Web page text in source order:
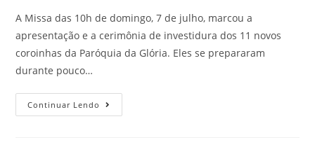
A Missa das 10h de domingo, 7 de julho, marcou a
apresentação e a cerimônia de investidura dos 11 novos
coroinhas da Paróquia da Glória. Eles se prepararam
durante pouco…
Continuar Lendo